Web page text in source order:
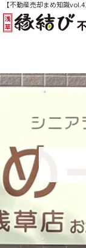
【不動産売却まめ知識